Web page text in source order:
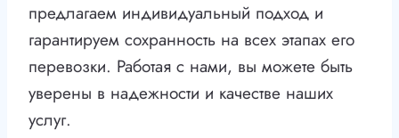
предлагаем индивидуальный подход и
гарантируем сохранность на всех этапах его
перевозки. Работая с нами, вы можете быть
уверены в надежности и качестве наших
услуг.